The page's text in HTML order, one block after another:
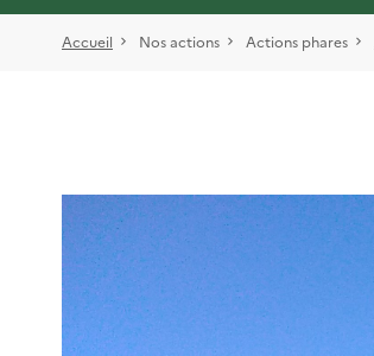
Accueil Nos actions Actions phares